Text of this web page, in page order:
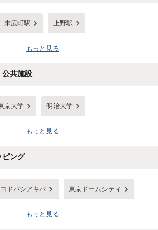
末広町駅 上野駅
もっと見る
公共施設
京大学 明治大学
もっと見る
ピング
ヨドバシアキバ 東京ドームシティ
もっと見る